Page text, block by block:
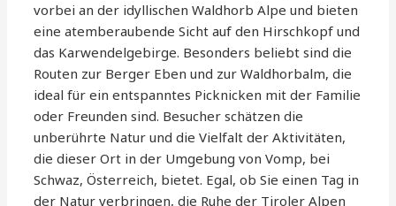
vorbei an der idyllischen Waldhorb Alpe und bieten
eine atemberaubende Sicht auf den Hirschkopf und
das Karwendelgebirge. Besonders beliebt sind die
Routen zur Berger Eben und zur Waldhorbalm, die
ideal für ein entspanntes Picknicken mit der Familie
oder Freunden sind. Besucher schätzen die
unberührte Natur und die Vielfalt der Aktivitäten,
die dieser Ort in der Umgebung von Vomp, bei
Schwaz, Österreich, bietet. Egal, ob Sie einen Tag in
der Natur verbringen, die Ruhe der Tiroler Alpen